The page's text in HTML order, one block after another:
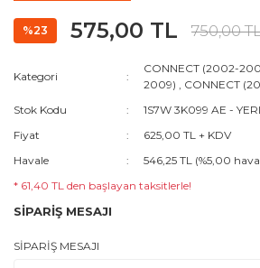
%23 575,00 TL 750,00
Kategori
CONNECT (2002-
2009) , CONNECT
Stok Kodu
1S7W 3K099 AE -
Fiyat
625,00 TL + KDV
Havale
546,25 TL (%5,00
* 61,40 TL den başlayan taksitlerle!
SİPARİŞ MESAJI
SİPARİŞ MESAJI